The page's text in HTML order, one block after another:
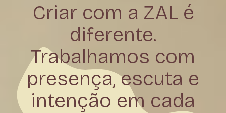
Criar com a ZAL é
diferente.
Trabalhamos com
presença, escuta e
intenção em cada